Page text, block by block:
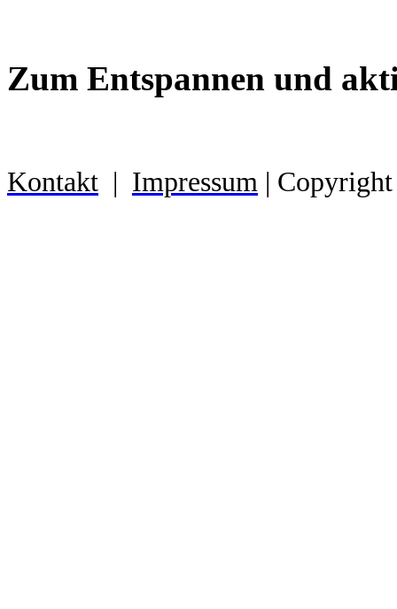
Zum Entspannen und
Kontakt | Impressum |